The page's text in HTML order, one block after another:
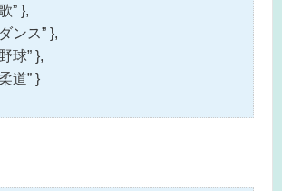
” },
ンス” },
球” },
道” }